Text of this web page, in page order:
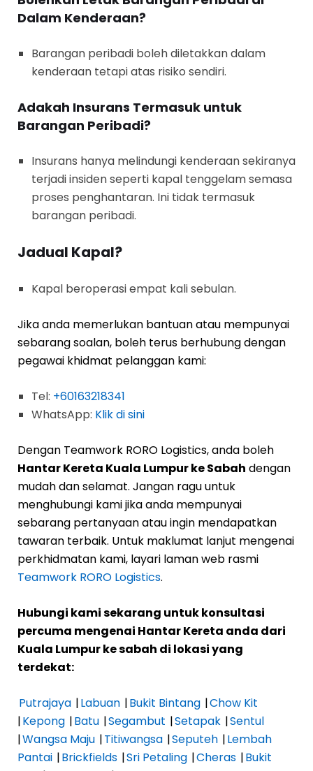
Dalam Kenderaan?
Barangan peribadi boleh diletakkan dalam
kenderaan tetapi atas risiko sendiri.
Adakah Insurans Termasuk untuk
Barangan Peribadi?
Insurans hanya melindungi kenderaan sekiranya
terjadi insiden seperti kapal tenggelam semasa
proses penghantaran. Ini tidak termasuk
barangan peribadi.
Jadual Kapal?
Kapal beroperasi empat kali sebulan.
Jika anda memerlukan bantuan atau mempunyai
sebarang soalan, boleh terus berhubung dengan
pegawai khidmat pelanggan kami:
Tel: +60163218341
WhatsApp: Klik di sini
Dengan Teamwork RORO Logistics, anda boleh
Hantar Kereta Kuala Lumpur ke Sabah dengan
mudah dan selamat. Jangan ragu untuk
menghubungi kami jika anda mempunyai
sebarang pertanyaan atau ingin mendapatkan
tawaran terbaik. Untuk maklumat lanjut mengenai
perkhidmatan kami, layari laman web rasmi
Teamwork RORO Logistics.
Hubungi kami sekarang untuk konsultasi
percuma mengenai Hantar Kereta anda dari
Kuala Lumpur ke sabah di lokasi yang
terdekat:
Putrajaya |Labuan |Bukit Bintang |Chow Kit
|Kepong |Batu |Segambut |Setapak |Sentul
|Wangsa Maju |Titiwangsa |Seputeh |Lembah
Pantai |Brickfields |Sri Petaling |Cheras |Bukit